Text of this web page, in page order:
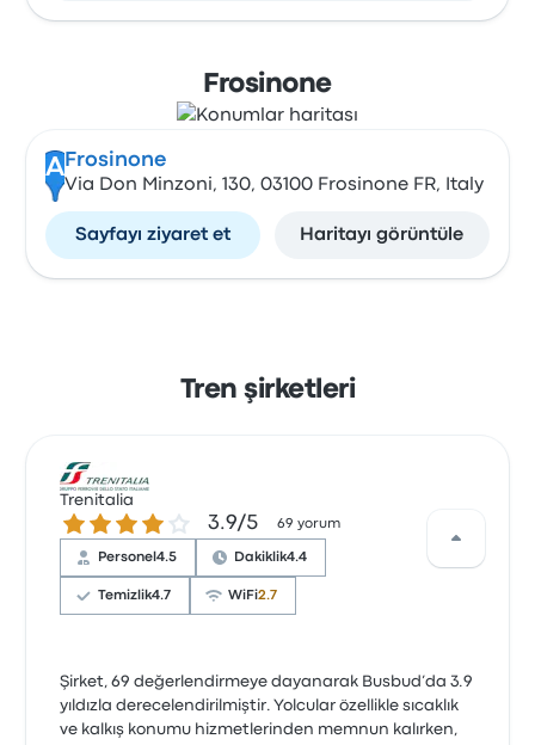
Frosinone
A Frosinone
Via Don Minzoni, 130, 03100 Frosinone FR, Italy
Sayfayı ziyaret et Haritayı görüntüle
Tren şirketleri
Trenitalia
3.9 üzerinden 5 yıldız
3.9/5 69 yorum
Personel4.5 Dakiklik4.4
Temizlik4.7 WiFi2.7
Şirket, 69 değerlendirmeye dayanarak Busbud’da 3.9
yıldızla derecelendirilmiştir. Yolcular özellikle sıcaklık
ve kalkış konumu hizmetlerinden memnun kalırken,